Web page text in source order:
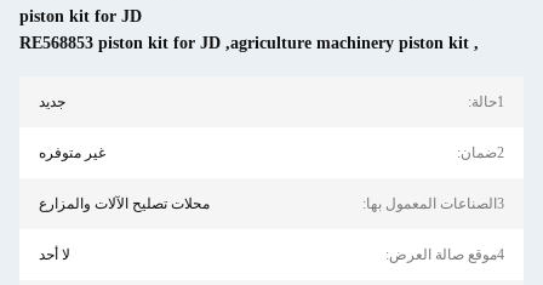
piston kit for JD
,
agriculture machinery piston kit
,
RE568853 piston kit for JD
1حالة: جديد
2ضمان: غير متوفره
3الصناعات المعمول بها: محلات تصليح الآلات والمزارع
4موقع صالة العرض: لا أحد